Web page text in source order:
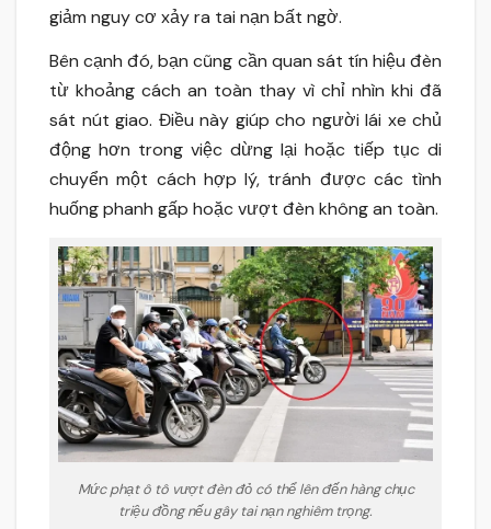
giảm nguy cơ xảy ra tai nạn bất ngờ.
Bên cạnh đó, bạn cũng cần quan sát tín hiệu đèn
từ khoảng cách an toàn thay vì chỉ nhìn khi đã
sát nút giao. Điều này giúp cho người lái xe chủ
động hơn trong việc dừng lại hoặc tiếp tục di
chuyển một cách hợp lý, tránh được các tình
huống phanh gấp hoặc vượt đèn không an toàn.
Mức phạt ô tô vượt đèn đỏ có thể lên đến hàng chục
triệu đồng nếu gây tai nạn nghiêm trọng.